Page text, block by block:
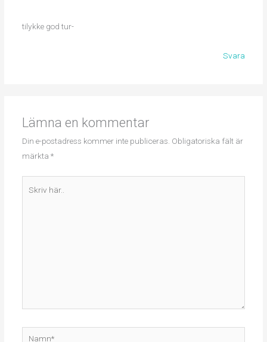
tilykke god tur-
Svara
Lämna en kommentar
Din e-postadress kommer inte publiceras. Obligatoriska fält är
märkta *